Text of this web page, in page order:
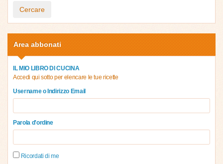
Cercare
Area abbonati
IL MIO LIBRO DI CUCINA
Accedi qui sotto per elencare le tue ricette
Username o Indirizzo Email
Parola d'ordine
Ricordati di me